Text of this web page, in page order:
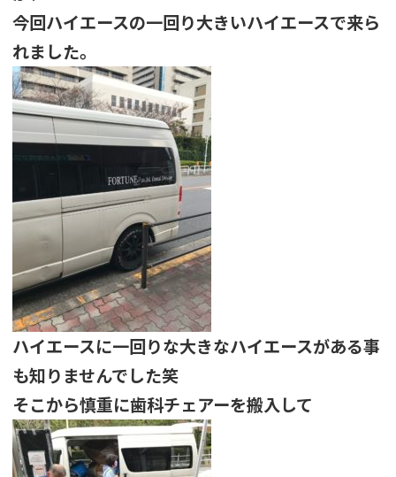
今回ハイエースの一回り大きいハイエースで来ら
れました。
ハイエースに一回りな大きなハイエースがある事
も知りませんでした笑
そこから慎重に歯科チェアーを搬入して